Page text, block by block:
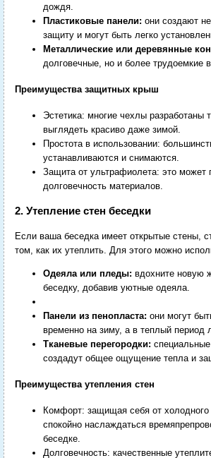
дождя.
Пластиковые панели: они создают
защиту и могут быть легко
Металлические или деревянные
долговечные, но и более трудоемкие в
Преимущества защитных крыш
Эстетика: многие чехлы разработаны
выглядеть красиво даже зимой.
Простота в использовании:
устанавливаются и снимаются.
Защита от ультрафиолета: это может
долговечность материалов.
2. Утепление стен беседки
Если ваша беседка имеет открытые стены,
том, как их утеплить. Для этого можно
Одеяла или пледы: вдохните новую
беседку, добавив уютные одеяла.
Панели из пенопласта: они могут
временно на зиму, а в теплый период
Тканевые перегородки:
создадут общее ощущение тепла и
Преимущества утепления стен
Комфорт: защищая себя от
спокойно наслаждаться
беседке.
Долговечность: качественные